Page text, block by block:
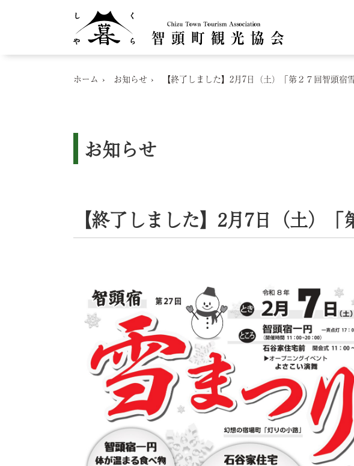
ホーム お知らせ 【終了しました】2月7日（土）「第２７回智頭宿
お知らせ
【終了しました】2月7日（土）